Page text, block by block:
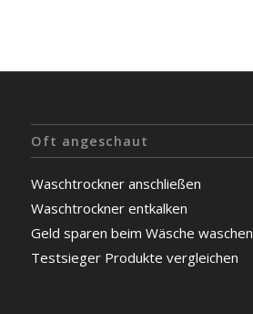
Oft angeschaut
Waschtrockner anschließen
Waschtrockner entkalken
Geld sparen beim Wäsche waschen
Testsieger Produkte vergleichen